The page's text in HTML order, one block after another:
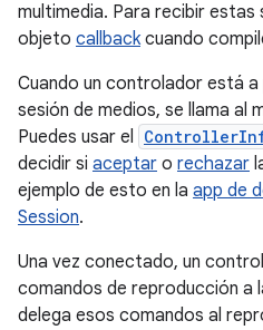
multimedia. Para recibir estas
objeto callbackcuando
Cuando un controlador está
sesión de medios, se llama al
Puedes usar el
decidir si aceptar o rechazar
ejemplo de esto en la app de
Session.
Una vez conectado, un
comandos de reproducción a
delega esos comandos al